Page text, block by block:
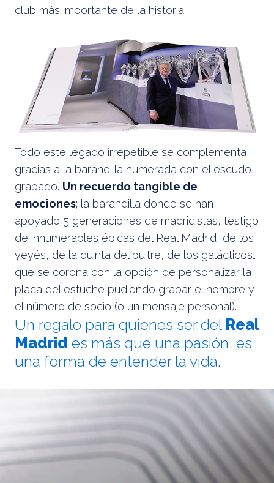
club más importante de la historia.
Todo este legado irrepetible se complementa
gracias a la barandilla numerada con el escudo
grabado. Un recuerdo tangible de
emociones; la barandilla donde se han
apoyado 5 generaciones de madridistas, testigo
de innumerables épicas del Real Madrid, de los
yeyés, de la quinta del buitre, de los galácticos…
que se corona con la opción de personalizar la
placa del estuche pudiendo grabar el nombre y
el número de socio (o un mensaje personal).
Un regalo para quienes ser del Real
Madrid es más que una pasión, es
una forma de entender la vida.